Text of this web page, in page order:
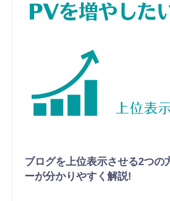
ブログを上位表示させる2つの
ーが分かりやすく解説!